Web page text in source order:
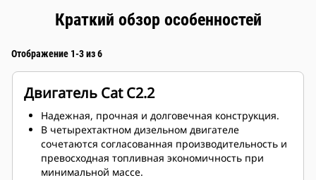
Краткий обзор особенностей
Отображение 1-3 из 6
Двигатель Cat C2.2
Надежная, прочная и долговечная конструкция.
В четырехтактном дизельном двигателе
сочетаются согласованная производительность и
превосходная топливная экономичность при
минимальной массе.